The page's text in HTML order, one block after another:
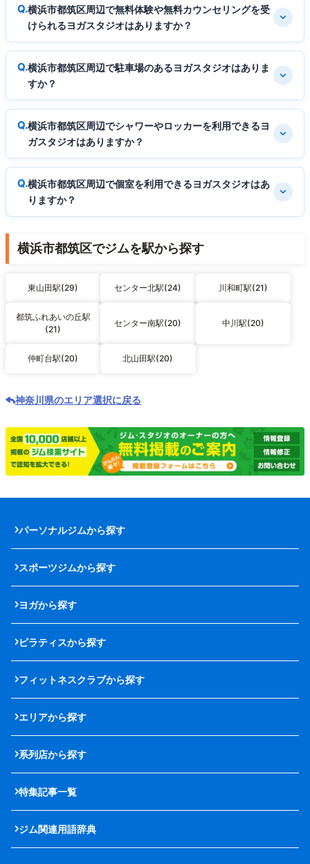
横浜市都筑区周辺で無料体験や無料カウンセリングを受
けられるヨガスタジオはありますか？
横浜市都筑区周辺で駐車場のあるヨガスタジオはありま
すか？
横浜市都筑区周辺でシャワーやロッカーを利用できるヨ
ガスタジオはありますか？
横浜市都筑区周辺で個室を利用できるヨガスタジオはあ
りますか？
横浜市都筑区でジムを駅から探す
東山田駅(29) センター北駅(24) 川和町駅(21)
都筑ふれあいの丘駅
(21)
センター南駅(20) 中川駅(20)
仲町台駅(20) 北山田駅(20)
神奈川県のエリア選択に戻る
パーソナルジムから探す
スポーツジムから探す
ヨガから探す
ピラティスから探す
フィットネスクラブから探す
エリアから探す
系列店から探す
特集記事一覧
ジム関連用語辞典